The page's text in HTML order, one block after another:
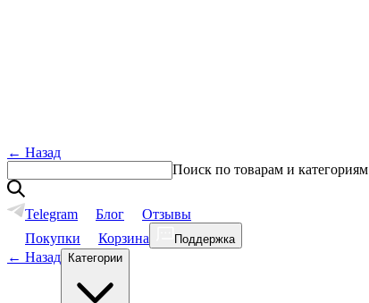
← Назад
Поиск по товарам и категориям
Telegram Блог
Отзывы
Покупки
Корзина Поддержка
← Назад Категории